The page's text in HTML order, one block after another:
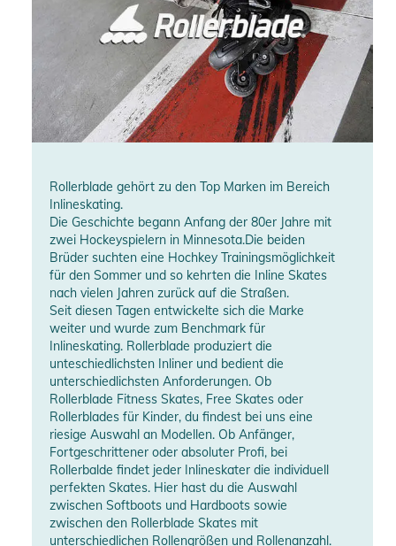
Rollerblade gehört zu den Top Marken im Bereich
Inlineskating.
Die Geschichte begann Anfang der 80er Jahre mit
zwei Hockeyspielern in Minnesota.Die beiden
Brüder suchten eine Hochkey Trainingsmöglichkeit
für den Sommer und so kehrten die Inline Skates
nach vielen Jahren zurück auf die Straßen.
Seit diesen Tagen entwickelte sich die Marke
weiter und wurde zum Benchmark für
Inlineskating. Rollerblade produziert die
unteschiedlichsten Inliner und bedient die
unterschiedlichsten Anforderungen. Ob
Rollerblade Fitness Skates, Free Skates oder
Rollerblades für Kinder, du findest bei uns eine
riesige Auswahl an Modellen. Ob Anfänger,
Fortgeschrittener oder absoluter Profi, bei
Rollerbalde findet jeder Inlineskater die individuell
perfekten Skates. Hier hast du die Auswahl
zwischen Softboots und Hardboots sowie
zwischen den Rollerblade Skates mit
unterschiedlichen Rollengrößen und Rollenanzahl.